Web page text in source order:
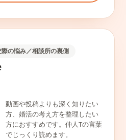
の悩み／相談所の裏側
動画や投稿よりも深く知りたい
方、婚活の考え方を整理したい
方におすすめです。仲人Tの言葉
でじっくり読めます。